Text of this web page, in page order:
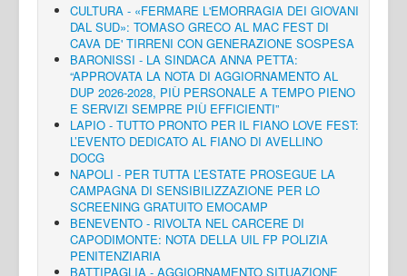
CULTURA - «FERMARE L'EMORRAGIA DEI GIOVANI
DAL SUD»: TOMASO GRECO AL MAC FEST DI
CAVA DE' TIRRENI CON GENERAZIONE SOSPESA
BARONISSI - LA SINDACA ANNA PETTA:
“APPROVATA LA NOTA DI AGGIORNAMENTO AL
DUP 2026-2028, PIÙ PERSONALE A TEMPO PIENO
E SERVIZI SEMPRE PIÙ EFFICIENTI”
LAPIO - TUTTO PRONTO PER IL FIANO LOVE FEST:
L’EVENTO DEDICATO AL FIANO DI AVELLINO
DOCG
NAPOLI - PER TUTTA L’ESTATE PROSEGUE LA
CAMPAGNA DI SENSIBILIZZAZIONE PER LO
SCREENING GRATUITO EMOCAMP
BENEVENTO - RIVOLTA NEL CARCERE DI
CAPODIMONTE: NOTA DELLA UIL FP POLIZIA
PENITENZIARIA
BATTIPAGLIA - AGGIORNAMENTO SITUAZIONE